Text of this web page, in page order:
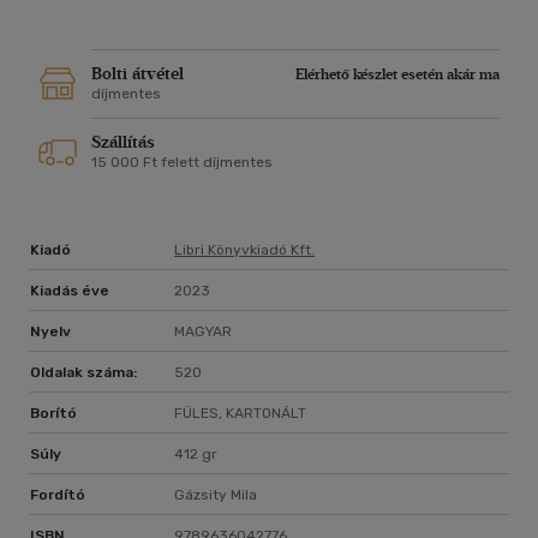
Bolti átvétel
Elérhető készlet esetén akár ma
díjmentes
Szállítás
15 000 Ft felett díjmentes
Kiadó Libri Könyvkiadó Kft.
Kiadás éve 2023
Nyelv MAGYAR
Oldalak száma: 520
Borító FÜLES, KARTONÁLT
Súly 412 gr
Fordító Gázsity Mila